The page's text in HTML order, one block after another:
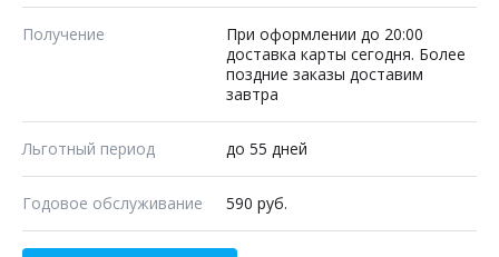
Получение
При оформлении до 20:00
доставка карты сегодня. Более
поздние заказы доставим
завтра
Льготный период до 55 дней
Годовое обслуживание 590 руб.